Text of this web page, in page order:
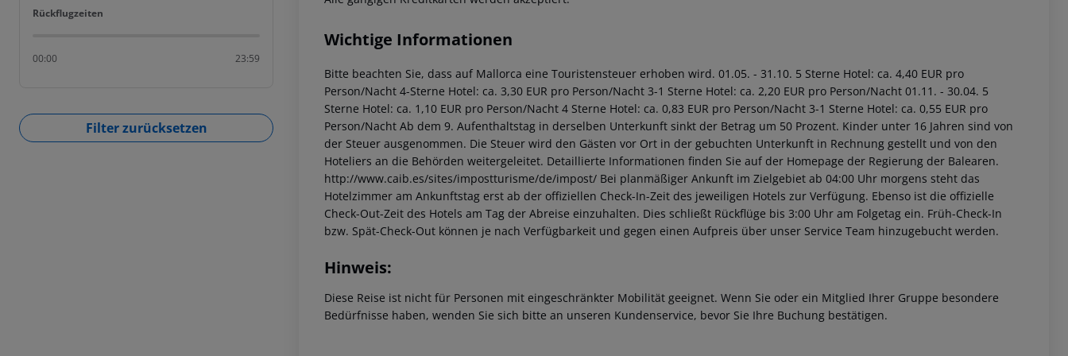
Rückflugzeiten
Rückflugzeiten
00:00 23:59
Filter zurücksetzen
Wichtige Informationen
Bitte beachten Sie, dass auf Mallorca eine Touristensteuer erhoben wird. 01.05. - 31.10. 5 Sterne Hotel: ca. 4,40 EUR pro
Person/Nacht 4-Sterne Hotel: ca. 3,30 EUR pro Person/Nacht 3-1 Sterne Hotel: ca. 2,20 EUR pro Person/Nacht 01.11. - 30.04. 5
Sterne Hotel: ca. 1,10 EUR pro Person/Nacht 4 Sterne Hotel: ca. 0,83 EUR pro Person/Nacht 3-1 Sterne Hotel: ca. 0,55 EUR pro
Person/Nacht Ab dem 9. Aufenthaltstag in derselben Unterkunft sinkt der Betrag um 50 Prozent. Kinder unter 16 Jahren sind von
der Steuer ausgenommen. Die Steuer wird den Gästen vor Ort in der gebuchten Unterkunft in Rechnung gestellt und von den
Hoteliers an die Behörden weitergeleitet. Detaillierte Informationen finden Sie auf der Homepage der Regierung der Balearen.
http://www.caib.es/sites/impostturisme/de/impost/ Bei planmäßiger Ankunft im Zielgebiet ab 04:00 Uhr morgens steht das
Hotelzimmer am Ankunftstag erst ab der offiziellen Check-In-Zeit des jeweiligen Hotels zur Verfügung. Ebenso ist die offizielle
Check-Out-Zeit des Hotels am Tag der Abreise einzuhalten. Dies schließt Rückflüge bis 3:00 Uhr am Folgetag ein. Früh-Check-In
bzw. Spät-Check-Out können je nach Verfügbarkeit und gegen einen Aufpreis über unser Service Team hinzugebucht werden.
Hinweis:
Diese Reise ist nicht für Personen mit eingeschränkter Mobilität geeignet. Wenn Sie oder ein Mitglied Ihrer Gruppe besondere
Bedürfnisse haben, wenden Sie sich bitte an unseren Kundenservice, bevor Sie Ihre Buchung bestätigen.